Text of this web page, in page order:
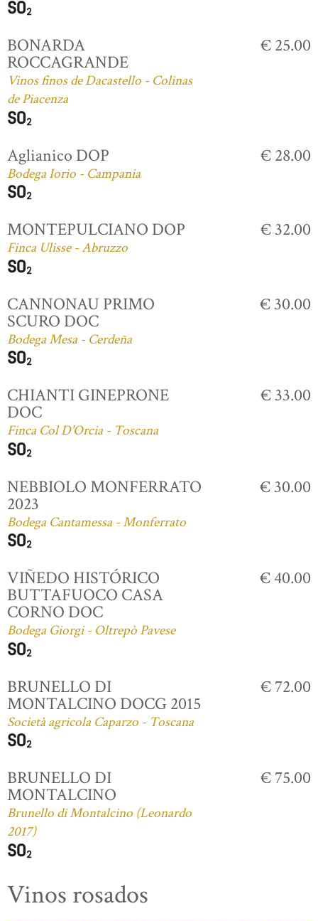
BONARDA
ROCCAGRANDE
Vinos finos de Dacastello - Colinas
de Piacenza
€ 25.00
Aglianico DOP
Bodega Iorio - Campania
€ 28.00
MONTEPULCIANO DOP
Finca Ulisse - Abruzzo
€ 32.00
CANNONAU PRIMO
SCURO DOC
Bodega Mesa - Cerdeña
€ 30.00
CHIANTI GINEPRONE
DOC
Finca Col D'Orcia - Toscana
€ 33.00
NEBBIOLO MONFERRATO
2023
Bodega Cantamessa - Monferrato
€ 30.00
VIÑEDO HISTÓRICO
BUTTAFUOCO CASA
CORNO DOC
Bodega Giorgi - Oltrepò Pavese
€ 40.00
BRUNELLO DI
MONTALCINO DOCG 2015
Società agricola Caparzo - Toscana
€ 72.00
BRUNELLO DI
MONTALCINO
Brunello di Montalcino (Leonardo
2017)
€ 75.00
Vinos rosados